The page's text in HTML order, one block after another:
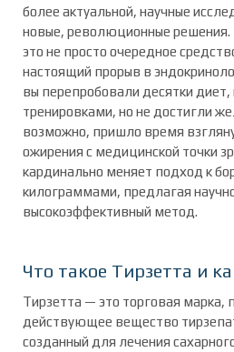
более актуальной, научные
новые, революционные решения.
это не просто очередное
настоящий прорыв в
вы перепробовали десятки диет,
тренировками, но не достигли
возможно, пришло время
ожирения с медицинской точки
кардинально меняет подход к
килограммами, предлагая
высокоэффективный метод.
Что такое Тирзетта и
Тирзетта — это торговая марка,
действующее вещество
созданный для лечения